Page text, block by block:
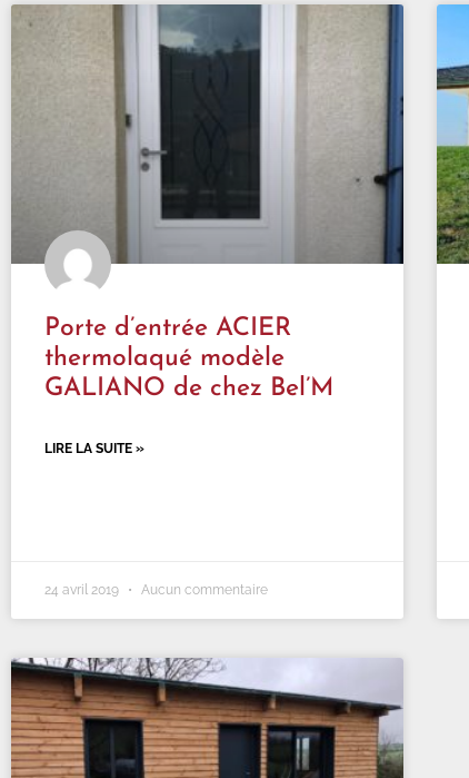
Porte d’entrée ACIER
thermolaqué modèle
GALIANO de chez Bel’M
LIRE LA SUITE »
24 avril 2019 Aucun commentaire